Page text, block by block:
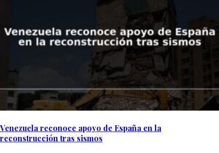
Venezuela reconoce apoyo de España en la
reconstrucción tras sismos